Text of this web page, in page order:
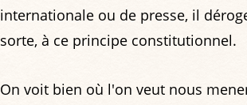
internationale ou de presse, il
sorte, à ce principe constitutionnel.
On voit bien où l'on veut nous